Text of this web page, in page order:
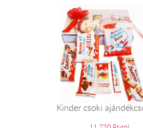
Kinder csoki